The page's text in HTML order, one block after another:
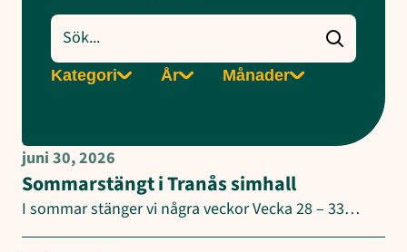
Sök
nyheter
Filtrera
Kategori
Filtrera
År
Filtrera
Månader
juni 30, 2026
Sommarstängt i Tranås simhall
I sommar stänger vi några veckor Vecka 28 – 33…